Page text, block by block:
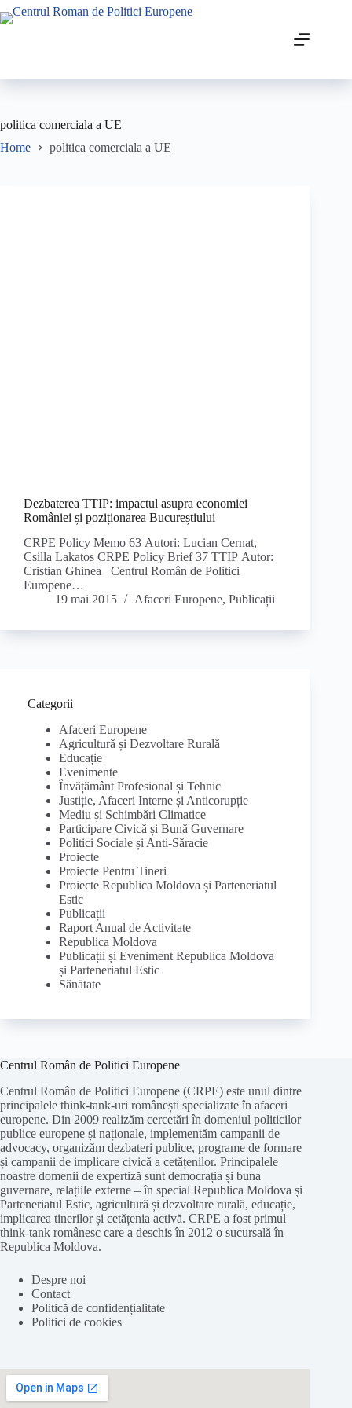
politica comerciala a UE
Home
politica comerciala a UE
Dezbaterea TTIP: impactul asupra economiei
României și poziționarea Bucureștiului
CRPE Policy Memo 63 Autori: Lucian Cernat,
Csilla Lakatos CRPE Policy Brief 37 TTIP Autor:
Cristian Ghinea Centrul Român de Politici
Europene…
19 mai 2015
Afaceri Europene, Publicații
Categorii
Afaceri Europene
Agricultură și Dezvoltare Rurală
Educație
Evenimente
Învățământ Profesional și Tehnic
Justiție, Afaceri Interne și Anticorupție
Mediu și Schimbări Climatice
Participare Civică și Bună Guvernare
Politici Sociale și Anti-Săracie
Proiecte
Proiecte Pentru Tineri
Proiecte Republica Moldova și Parteneriatul
Estic
Publicații
Raport Anual de Activitate
Republica Moldova
Publicații și Eveniment Republica Moldova
și Parteneriatul Estic
Sănătate
Centrul Român de Politici Europene
Centrul Român de Politici Europene (CRPE) este unul dintre
principalele think-tank-uri românești specializate în afaceri
europene. Din 2009 realizăm cercetări în domeniul politicilor
publice europene și naționale, implementăm campanii de
advocacy, organizăm dezbateri publice, programe de formare
și campanii de implicare civică a cetățenilor. Principalele
noastre domenii de expertiză sunt democrația și buna
guvernare, relațiile externe – în special Republica Moldova și
Parteneriatul Estic, agricultură și dezvoltare rurală, educație,
implicarea tinerilor și cetățenia activă. CRPE a fost primul
think-tank românesc care a deschis în 2012 o sucursală în
Republica Moldova.
Despre noi
Contact
Politică de confidențialitate
Politici de cookies